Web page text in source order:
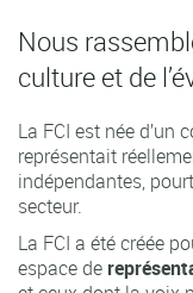
Nous
culture et de
La FCI est née d’un
représentait
indépendantes,
secteur.
La FCI a été créée
espace de